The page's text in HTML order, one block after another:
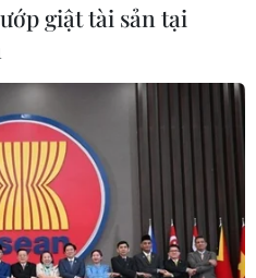
giật tài sản tại